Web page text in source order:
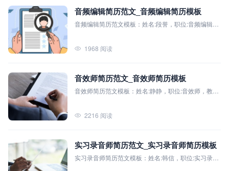
音频编辑简历范文_音频编辑简历模板
音频编辑简历范文模板：姓名:段誉，职位:音频编辑，
等 1968 阅读
音效师简历范文_音效师简历模板
音效师简历范文模板：姓名:静静，职位:音效师，教育
术、音效剪辑等。
2216 阅读
实习录音师简历范文_实习录音师简历模板
实习录音师简历范文模板：姓名:韩信，职位:实习录音